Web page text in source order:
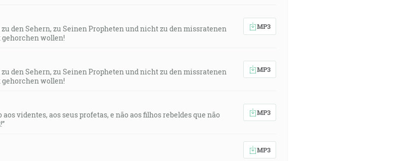
zu den Sehern, zu Seinen Propheten und nicht zu den missratenen
gehorchen wollen!
MP3
zu den Sehern, zu Seinen Propheten und nicht zu den missratenen
gehorchen wollen!
MP3
aos videntes, aos seus profetas, e não aos filhos rebeldes que não
MP3
MP3